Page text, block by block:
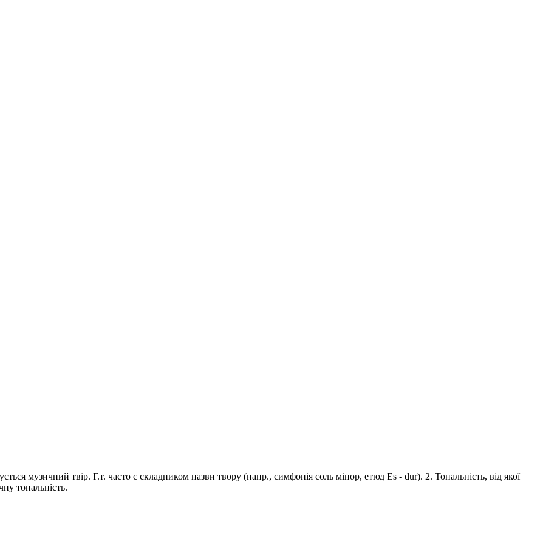
музичний твір. Г.т. часто є складником назви твору (напр., симфонія соль мінор, етюд Еs - dur). 2. Тональність, від якої
тональність.